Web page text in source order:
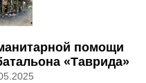
помощи
«Таврида»